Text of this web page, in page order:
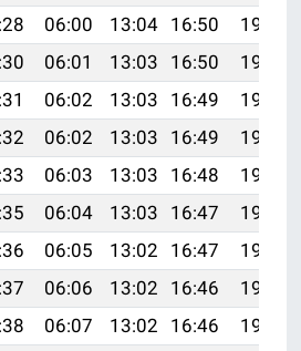
06:00 13:04 16:50
19:57
06:01 13:03 16:50
19:56
06:02 13:03 16:49
19:55
06:02 13:03 16:49
19:54
06:03 13:03 16:48
19:52
06:04 13:03 16:47
19:51
06:05 13:02 16:47
19:50
06:06 13:02 16:46
19:48
06:07 13:02 16:46
19:47